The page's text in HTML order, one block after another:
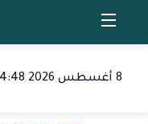
8 أغسطس 2026 04:48